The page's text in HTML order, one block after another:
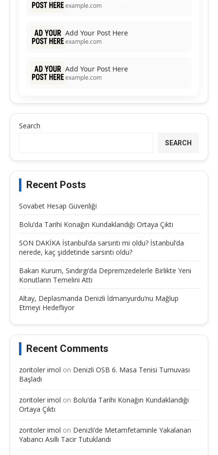
example.com
Add Your Post Here
example.com
Add Your Post Here
example.com
Search
SEARCH
Recent Posts
Sovabet Hesap Güvenliği
Bolu’da Tarihi Konağın Kundaklandığı Ortaya Çıktı
SON DAKİKA İstanbul’da sarsıntı mi oldu? İstanbul’da
nerede, kaç şiddetinde sarsıntı oldu?
Bakan Kurum, Sındırgı’da Depremzedelerle Birlikte Yeni
Konutların Temelini Attı
Altay, Deplasmanda Denizli İdmanyurdu’nu Mağlup
Etmeyi Hedefliyor
Recent Comments
zoritoler imol on Denizli OSB 6. Masa Tenisi Turnuvası
Başladı
zoritoler imol on Bolu’da Tarihi Konağın Kundaklandığı
Ortaya Çıktı
zoritoler imol on Denizli’de Metamfetaminle Yakalanan
Yabancı Asıllı Tacir Tutuklandı